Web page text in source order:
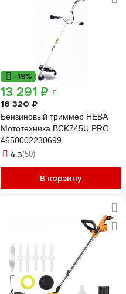
-19%
13 291 ₽
16 320 ₽
Бензиновый триммер НЕВА
Мототехника BCK745U PRO
4650002230699
4.3(50)
В корзину